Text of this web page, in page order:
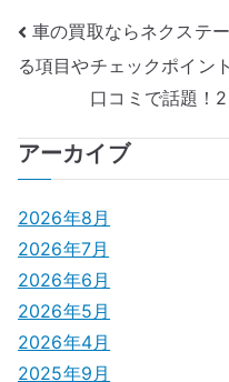
投
稿
ナ
ビ
ゲ
ー
シ
ョ
車の買取ならネクステ
る項目やチェックポイント
口コミで話題！
アーカイブ
2026年8月
2026年7月
2026年6月
2026年5月
2026年4月
2025年9月